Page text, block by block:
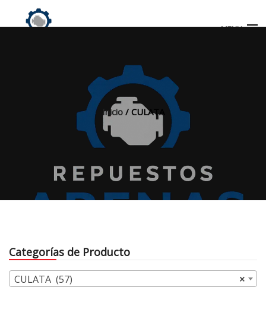
MENU
Inicio/ CULATA
Categorías de Producto
×
CULATA (57)